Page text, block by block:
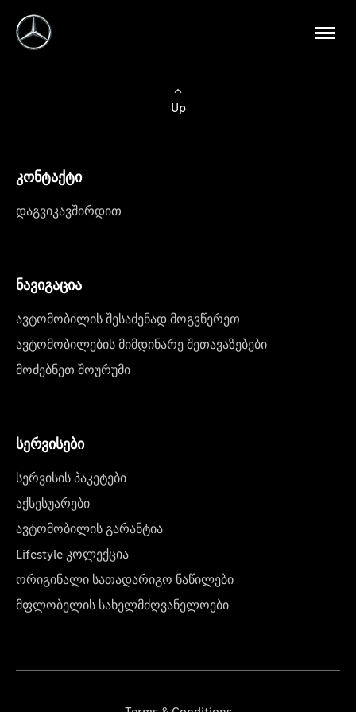
Up
კონტაქტი
დაგვიკავშირდით
ნავიგაცია
ავტომობილის შესაძენად მოგვწერეთ
ავტომობილების მიმდინარე შეთავაზებები
მოძებნეთ შოურუმი
სერვისები
სერვისის პაკეტები
აქსესუარები
ავტომობილის გარანტია
Lifestyle კოლექცია
ორიგინალი სათადარიგო ნაწილები
მფლობელის სახელმძღვანელოები